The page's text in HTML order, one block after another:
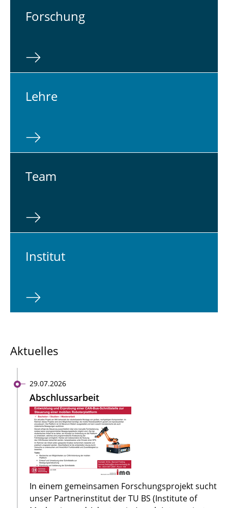
For­schung
Lehre
Team
In­sti­tut
Aktuelles
29.07.2026
Abschlussarbeit
In einem gemeinsamen Forschungsprojekt sucht
unser Partnerinstitut der TU BS (Institute of